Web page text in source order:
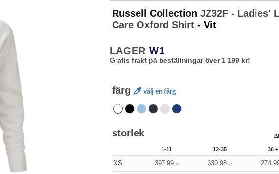
Russell Collection JZ32F - Ladies'
Care Oxford Shirt - Vit
LAGER W1
Gratis frakt på beställningar över 1 199 kr!
färg välj en färg
storlek
1-11 12-35 36 +
XS 397.99 kr 330.98 kr